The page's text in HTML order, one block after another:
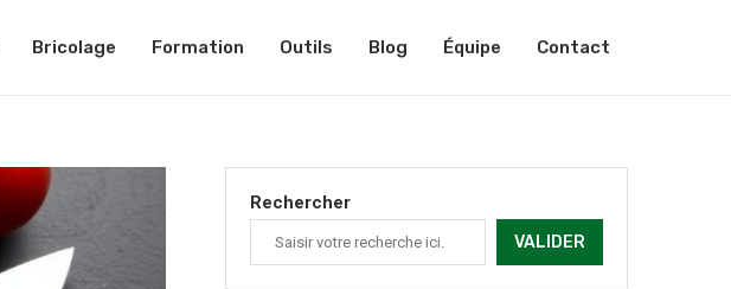
Bricolage Formation Outils Blog Équipe Contact
Rechercher
VALIDER